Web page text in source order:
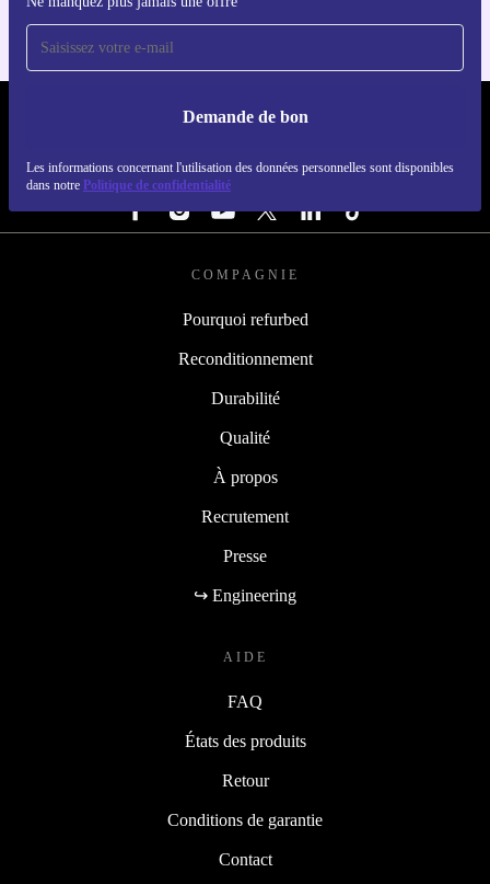
Demande de bon
Les informations concernant l'utilisation des données personnelles sont disponibles
dans notre Politique de confidentialité
REFURBED BELGIQUE - RETHINK NEW.
SUIVEZ-NOUS
COMPAGNIE
Pourquoi refurbed
Reconditionnement
Durabilité
Qualité
À propos
Recrutement
Presse
↪ Engineering
AIDE
FAQ
États des produits
Retour
Conditions de garantie
Contact